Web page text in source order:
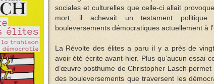
sociales et culturelles que celle-ci allait
mort, il achevait un testament
bouleversements démocratiques actuellement à
La Révolte des élites a paru il y a près de
avoir été écrite avant-hier. Plus qu’aucun essai
d’œuvre posthume de Christopher Lasch
des bouleversements que traversent les